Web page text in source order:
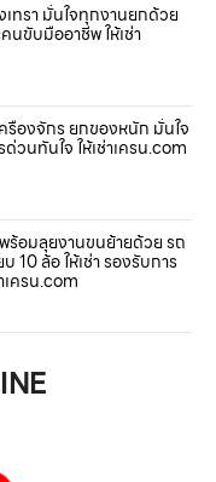
เทรา มั่นใจทุกงานยกด้วย
นขับมืออาชีพ ให้เช่า
รื่องจักร ยกของหนัก มั่นใจ
วนทันใจ ให้เช่าเครน.com
ร้อมลุยงานขนย้ายด้วย รถ
10 ล้อ ให้เช่า รองรับการ
เครน.com